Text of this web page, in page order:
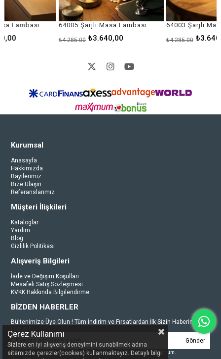
64005 Şarjlı Masa Lambası
₺3.640,00
₺4.285,00
64003 Şarjlı Masa Lambası
₺3.640,00
₺4.285,00
Kurumsal
Anasayfa
Hakkımızda
Bayilerimiz
Bize Ulaşın
Referanslarımız
Müşteri İlişkileri
Kataloglar
Yardım
Blog
Gizlilik Politikası
Alışveriş Bilgileri
İade ve Değişim Koşulları
Mesafeli Satış Sözleşmesi
KVKK Hakkında Bilgilendirme
BİZDEN HABERLER
Bültenimize Üye Olun ! Tüm İndirim ve Fırsatlardan İlk Sizin Haberiniz
Gönder
Üyelik koşullarınıvekişisel verileriminkorunmasını kabul ediyorum.
Çerez Kullanımı
Sizlere en iyi alışveriş deneyimini sunabilmek adına
sitemizde çerezler(cookies) kullanmaktayız. Detaylı bilgi